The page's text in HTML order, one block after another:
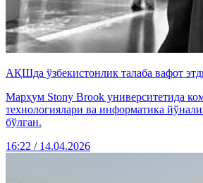
АҚШда ўзбекистонлик талаба вафот
Марҳум Stony Brook университетида
технологиялари ва информатика
бўлган.
16:22 / 14.04.2026